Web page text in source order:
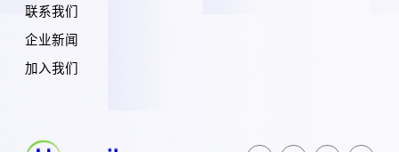
联系我们
企业新闻
加入我们